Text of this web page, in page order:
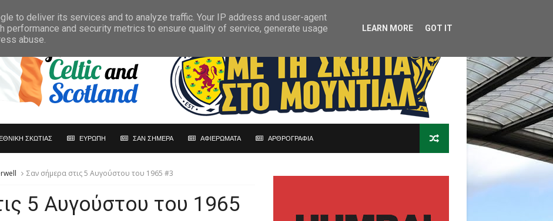
ΕΘΝΙΚΗ ΣΚΩΤΙΑΣ ΕΥΡΩΠΗ ΣΑΝ ΣΗΜΕΡΑ ΑΦΙΕΡΩΜΑΤΑ ΑΡΘΡΟΓΡΑΦΙΑ
Σαν σήμερα στις 5 Αυγούστου του 1965 #3
5 Αυγούστου του 1965
to deliver its services and to analyze traffic. Your IP address and user-agent
performance and security metrics to ensure quality of service, generate usage
abuse.
LEARN MORE GOT IT